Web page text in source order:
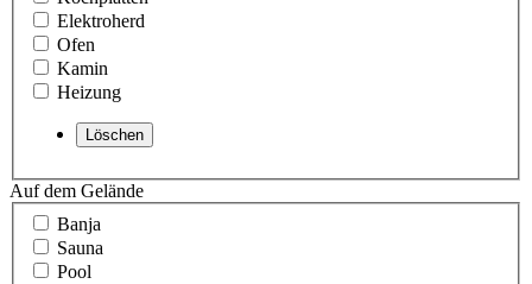
Elektroherd
Ofen
Kamin
Heizung
Auf dem Gelände
Banja
Sauna
Pool